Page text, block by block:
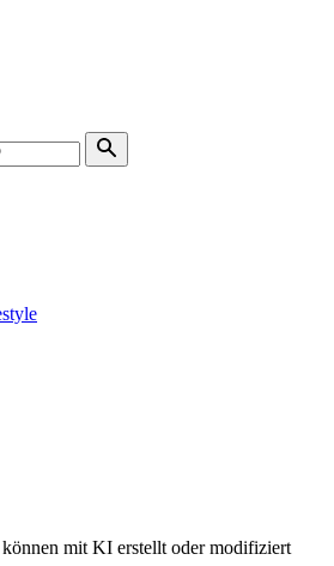
mit KI erstellt oder modifiziert